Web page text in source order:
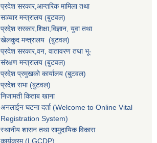
प्रदेश सरकार,आन्तरिक मामिला तथा
सञ्चार मन्त्रालय (बुटवल)
प्रदेश सरकार,शिक्षा,विज्ञान, युवा तथा
खेलकुद मन्त्रालय (बुटवल)
प्रदेश सरकार,वन, वातावरण तथा भू-
संरक्षण मन्त्रालय (बुटवल)
प्रदेश प्रमुखकाे कार्यालय (बुटवल)
प्रदेश सभा (बुटवल)
निजामती किताब खाना
अनलाईन घटना दर्ता (Welcome to Online Vital
Registration System)
स्थानीय शासन तथा सामुदायिक विकास
कार्यक्रम (LGCDP)